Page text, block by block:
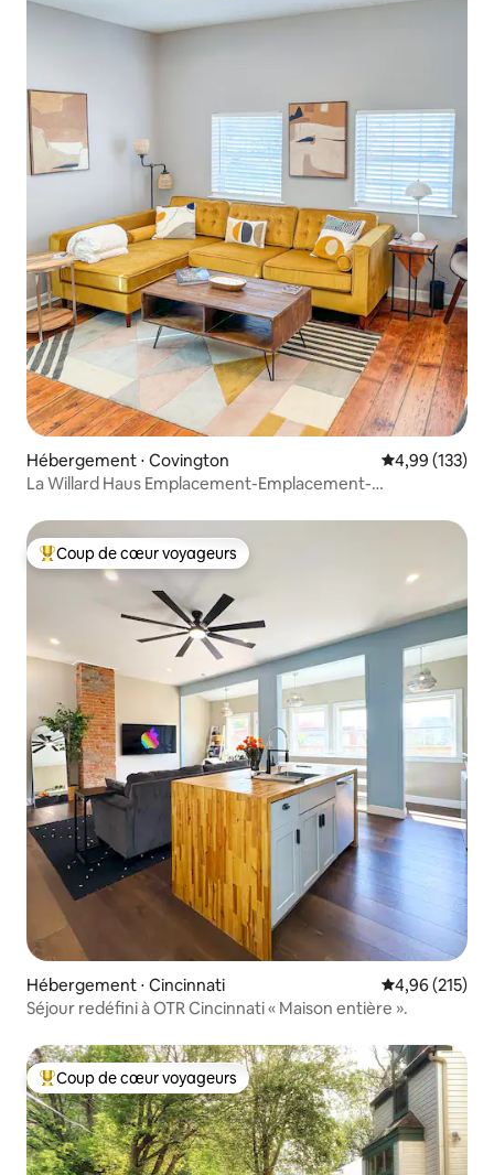
Hébergement ⋅ Covington Évaluation
4,99 (133)
La Willard Haus Emplacement-Emplacement-
Coups de cœur voyageurs les plus appréciés
Coup de cœur voyageurs
Hébergement ⋅ Cincinnati Évaluation
4,96 (215)
Séjour redéfini à OTR Cincinnati « Maison entière ».
Coups de cœur voyageurs les plus appréciés
Coup de cœur voyageurs